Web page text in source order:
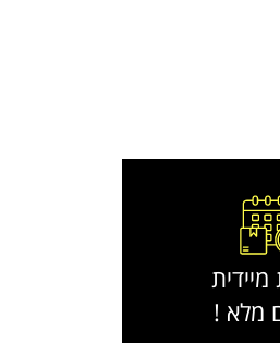
מיידית
מלא !